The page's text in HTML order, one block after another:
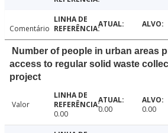
Comentário
Number of people in urban areas
access to regular solid waste
project
Valor
0.00
0.00 0.00